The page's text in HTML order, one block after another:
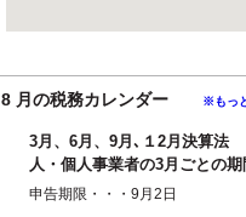
8 月の税務カレンダー ※もっ
3月、6月、9月､１2月決算法
人・個人事業者の3月ごとの期
短縮に係る確定申告＜消費税
申告期限・・・9月2日